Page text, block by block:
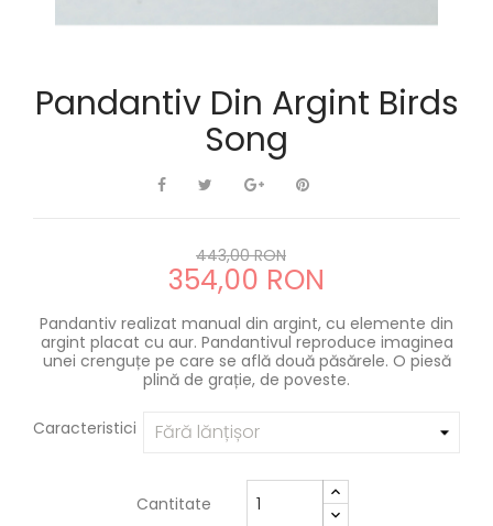
Pandantiv Din Argint Birds
Song
443,00 RON
354,00 RON
Pandantiv realizat manual din argint, cu elemente din
argint placat cu aur. Pandantivul reproduce imaginea
unei crenguțe pe care se află două păsărele. O piesă
plină de grație, de poveste.
Caracteristici
Cantitate